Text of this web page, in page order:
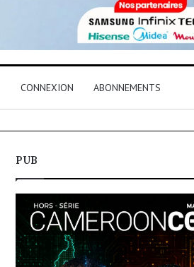
CONNEXION ABONNEMENTS
PUB